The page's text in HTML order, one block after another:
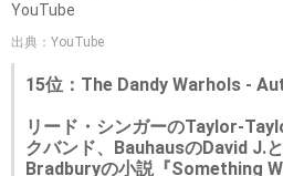
YouTube
出典：YouTube
15位：The Dandy Warhols -
リード・シンガーのTaylor-
クバンド、BauhausのDavid J.
Bradburyの小説『Something